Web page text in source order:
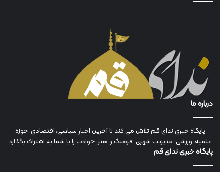
درباره ما
پایگاه خبری ندای قم تلاش می کند تا آخرین اخبار سیاسی، اقتصادی، حوزه
علمیه، ورزشی، مدیریت شهری، فرهنگ و هنر، حوادث را با شما به اشتراک بگذارد
پایگاه خبری ندای قم